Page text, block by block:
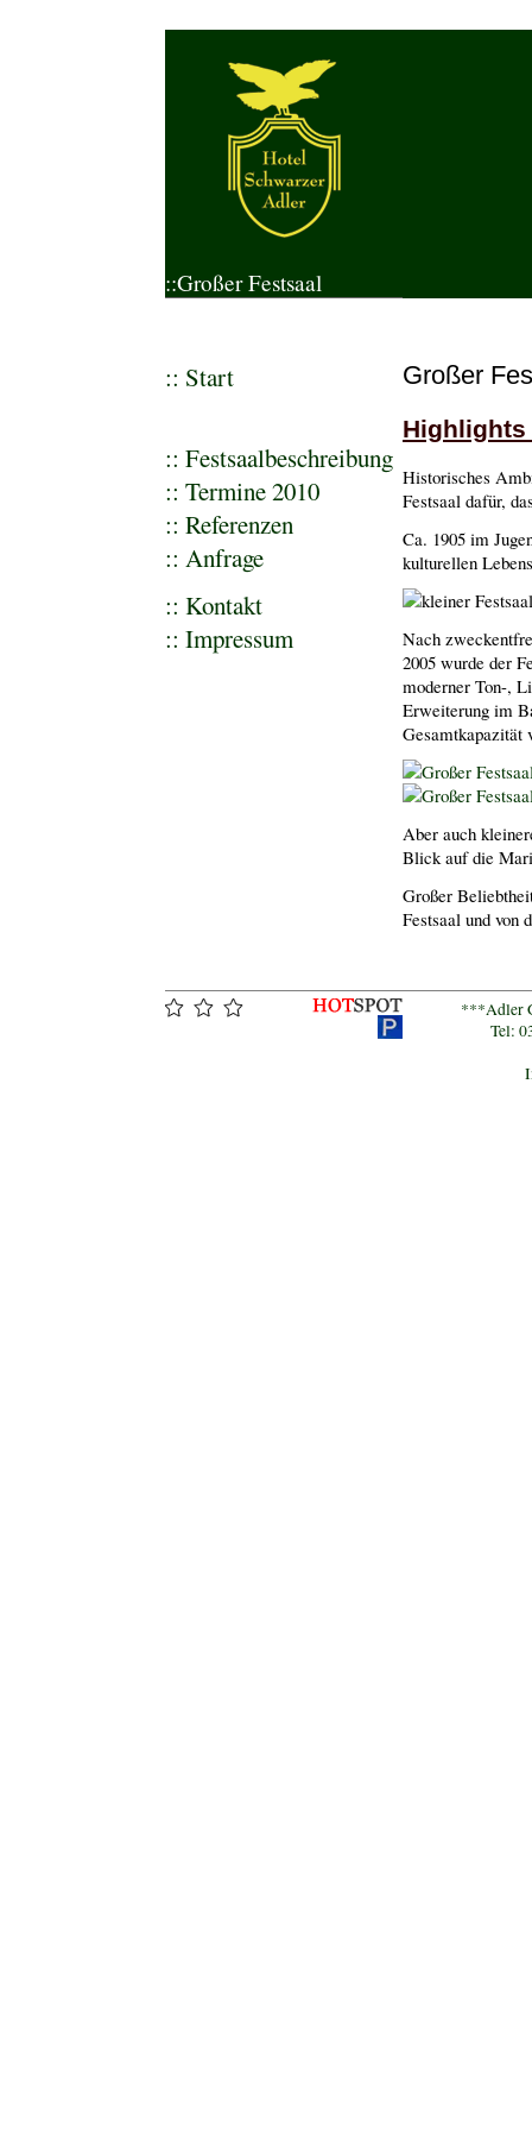
::Großer Festsaal
:: Start
:: Festsaalbeschreibung
:: Termine 2010
:: Referenzen
:: Anfrage
:: Kontakt
:: Impressum
Großer
Highlights
Historisches
Festsaal dafür,
Ca. 1905 im
kulturellen
Nach
2005 wurde der
moderner Ton-,
Erweiterung im
Gesamtkapazität
Aber auch
Blick auf die
Großer
Festsaal und von
***Adler
Tel: